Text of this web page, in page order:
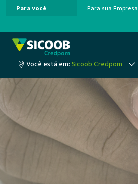
Pular para o Conteúdo principal
Para você Para sua Empresa
Você está em: Sicoob Credpom